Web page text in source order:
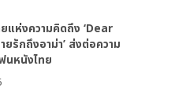
แห่งความคิดถึง ‘Dear
ยรักถึงอาม่า’ ส่งต่อความ
นหนังไทย